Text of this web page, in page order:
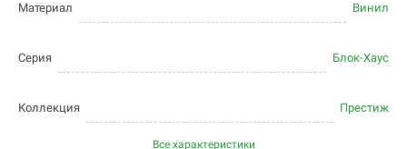
Материал Винил
Серия Блок-Хаус
Коллекция Престиж
Все характеристики